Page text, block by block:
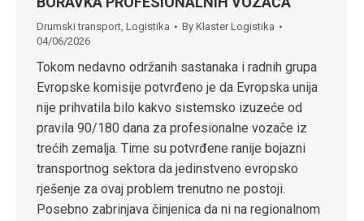
Drumski transport, Logistika By Klaster Logistika
04/06/2026
Tokom nedavno održanih sastanaka i radnih grupa
Evropske komisije potvrđeno je da Evropska unija
nije prihvatila bilo kakvo sistemsko izuzeće od
pravila 90/180 dana za profesionalne vozače iz
trećih zemalja. Time su potvrđene ranije bojazni
transportnog sektora da jedinstveno evropsko
rješenje za ovaj problem trenutno ne postoji.
Posebno zabrinjava činjenica da ni na regionalnom